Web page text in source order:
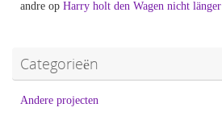
andre op Harry holt den Wagen nicht länger
Categorieën
Andere projecten